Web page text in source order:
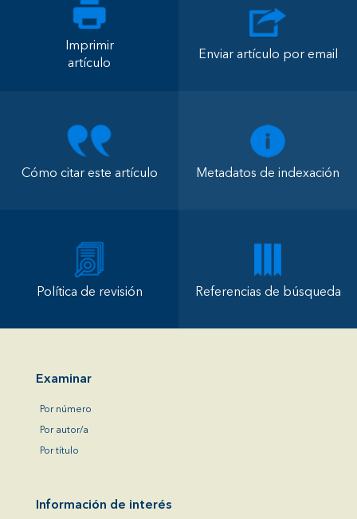
Imprimir
artículo
Enviar artículo por email
Cómo citar este artículo Metadatos de indexación
Política de revisión Referencias de búsqueda
Examinar
Por número
Por autor/a
Por título
Información de interés